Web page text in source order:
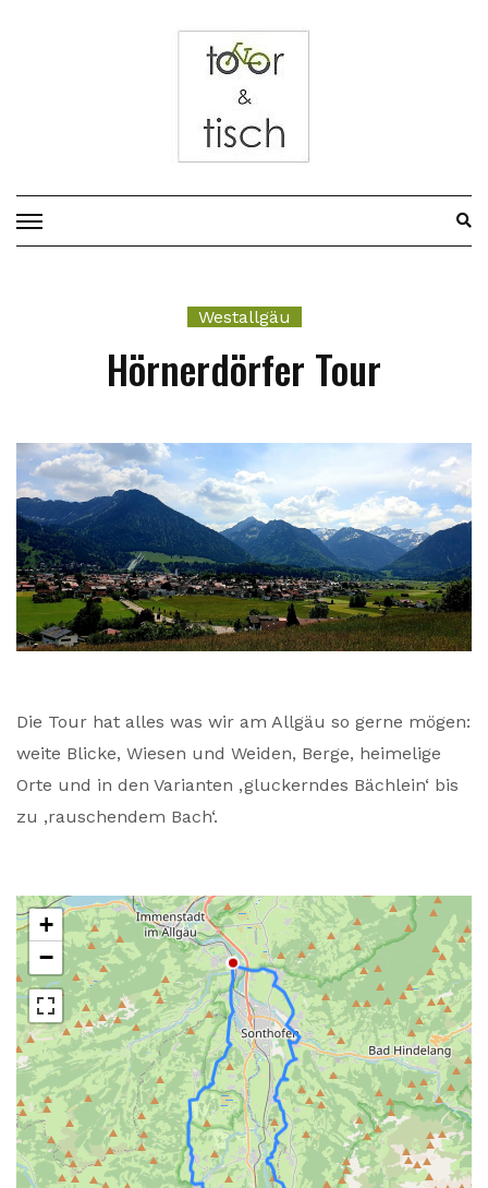
Westallgäu
Hörnerdörfer Tour
Die Tour hat alles was wir am Allgäu so gerne mögen:
weite Blicke, Wiesen und Weiden, Berge, heimelige
Orte und in den Varianten ‚gluckerndes Bächlein‘ bis
zu ‚rauschendem Bach‘.
+
−